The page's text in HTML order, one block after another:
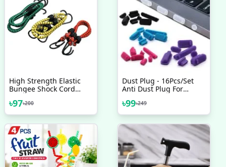
High Strength Elastic
Bungee Shock Cord
Rope With Hooks
Assorted Set Of 2 Pcs
৳97৳200
Dust Plug - 16Pcs/Set
Anti Dust Plug For
Stopper Laptop Dust
Plug Laptop Dustproof
Accessories
৳99৳249